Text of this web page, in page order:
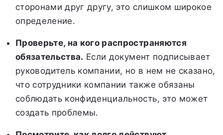
сторонами друг другу, это слишком широкое
определение.
Проверьте, на кого распространяются
обязательства. Если документ подписывает
руководитель компании, но в нем не сказано,
что сотрудники компании также обязаны
соблюдать конфиденциальность, это может
создать проблемы.